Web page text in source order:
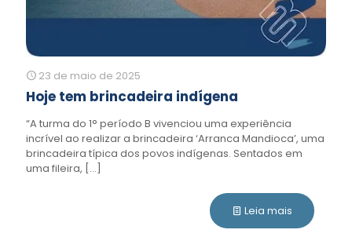
23 de maio de 2025
Hoje tem brincadeira indígena
“A turma do 1° período B vivenciou uma experiência
incrível ao realizar a brincadeira ‘Arranca Mandioca’, uma
brincadeira típica dos povos indígenas. Sentados em
uma fileira, […]
Leia mais